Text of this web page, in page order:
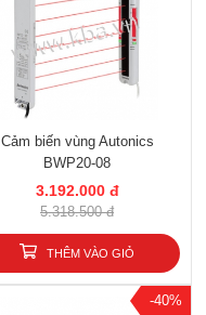
Cảm biến vùng Autonics
BWP20-08
3.192.000 đ
5.318.500 đ
THÊM VÀO GIỎ
-40%